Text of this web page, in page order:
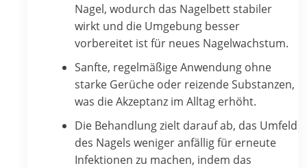
Nagel, wodurch das Nagelbett stabiler
wirkt und die Umgebung besser
vorbereitet ist für neues Nagelwachstum.
Sanfte, regelmäßige Anwendung ohne
starke Gerüche oder reizende Substanzen,
was die Akzeptanz im Alltag erhöht.
Die Behandlung zielt darauf ab, das Umfeld
des Nagels weniger anfällig für erneute
Infektionen zu machen, indem das